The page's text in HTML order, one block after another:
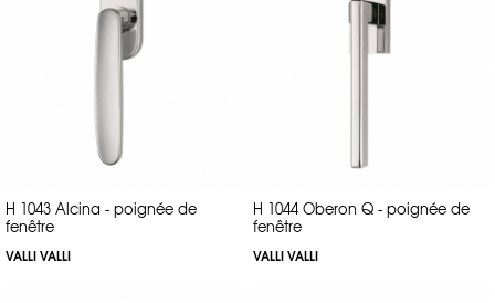
H 1043 Alcina - poignée de
fenêtre
VALLI VALLI
H 1044 Oberon Q - poignée de
fenêtre
VALLI VALLI